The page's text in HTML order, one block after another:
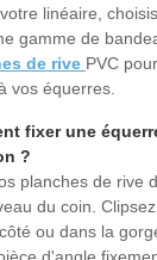
linéaire,
gamme de
de rive PVC
vos équerres.
fixer une
?
planches de rive
du coin.
ou dans la